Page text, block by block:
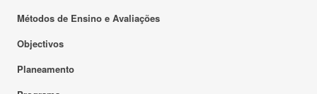
Métodos de Ensino e Avaliações
Objectivos
Planeamento